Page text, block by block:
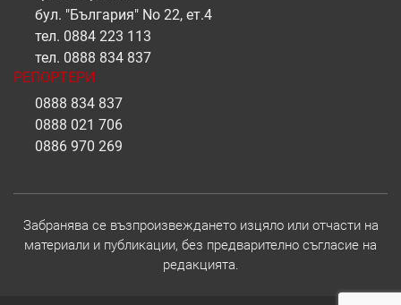
бул. "България" No 22, ет.4
тел. 0884 223 113
тел. 0888 834 837
РЕПОРТЕРИ
0888 834 837
0888 021 706
0886 970 269
Забранява се възпроизвеждането изцяло или отчасти на
материали и публикации, без предварително съгласие на
редакцията.